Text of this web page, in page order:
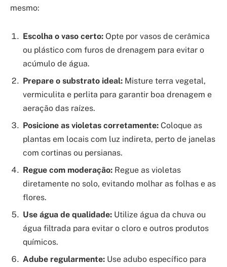
mesmo:
Escolha o vaso certo: Opte por vasos de cerâmica
ou plástico com furos de drenagem para evitar o
acúmulo de água.
Prepare o substrato ideal: Misture terra vegetal,
vermiculita e perlita para garantir boa drenagem e
aeração das raízes.
Posicione as violetas corretamente: Coloque as
plantas em locais com luz indireta, perto de janelas
com cortinas ou persianas.
Regue com moderação: Regue as violetas
diretamente no solo, evitando molhar as folhas e as
flores.
Use água de qualidade: Utilize água da chuva ou
água filtrada para evitar o cloro e outros produtos
químicos.
Adube regularmente: Use adubo específico para